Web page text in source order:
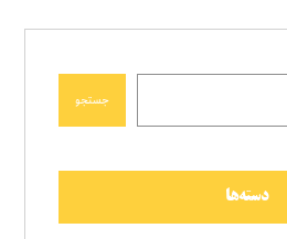
جستجو
دسته‌ها